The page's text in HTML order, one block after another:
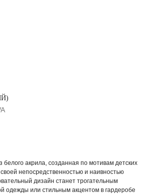
акрила, созданная по мотивам детских
непосредственностью и наивностью
дизайн станет трогательным
одежды или стильным акцентом в гардеробе